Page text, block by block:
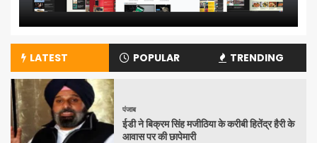
LATEST POPULAR TRENDING
पंजाब
ईडी ने बिक्रम सिंह मजीठिया के करीबी हितेंद्र हैरी के
आवास पर की छापेमारी